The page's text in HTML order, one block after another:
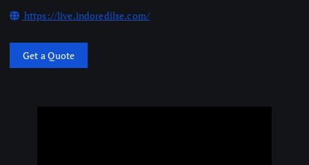
https://live.indoredilse.com/
Get a Quote